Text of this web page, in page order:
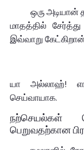
ஒரு
மாதத்தில்
இவ்வாறு
யா அல்லாஹ்!
செய்வாயாக.
நற்செயல்கள்
பெறுவதற்கான